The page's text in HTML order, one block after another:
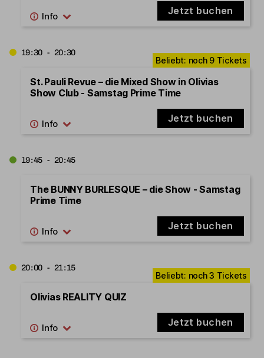
Jetzt buchen
19:30 - 20:30
St. Pauli Revue – die Mixed Show in Olivias
Show Club - Samstag Prime Time
Jetzt buchen
19:45 - 20:45
The BUNNY BURLESQUE – die Show - Samstag
Prime Time
Jetzt buchen
20:00 - 21:15
Olivias REALITY QUIZ
Jetzt buchen